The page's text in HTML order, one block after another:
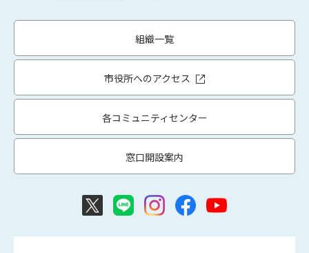
組織一覧
市役所へのアクセス
各コミュニティセンター
窓口開設案内